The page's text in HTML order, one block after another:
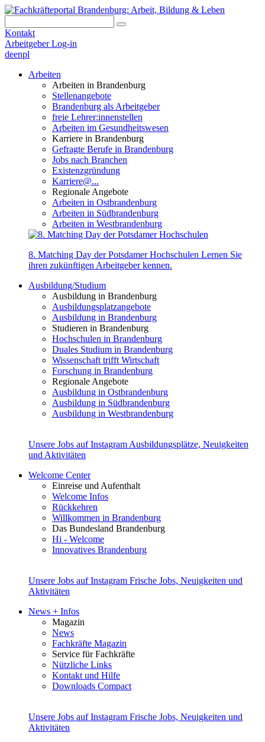
Kontakt
Arbeitgeber Log-in
deenpl
Arbeiten
Arbeiten in Brandenburg
Stellenangebote
Brandenburg als Arbeitgeber
freie Lehrer:innenstellen
Arbeiten im Gesundheitswesen
Karriere in Brandenburg
Gefragte Berufe in Brandenburg
Jobs nach Branchen
Existenzgründung
Karriere@...
Regionale Angebote
Arbeiten in Ostbrandenburg
Arbeiten in Südbrandenburg
Arbeiten in Westbrandenburg
8. Matching Day der Potsdamer Hochschulen Lernen Sie
ihren zukünftigen Arbeitgeber kennen.
Ausbildung/Studium
Ausbildung in Brandenburg
Ausbildungsplatzangebote
Ausbildung in Brandenburg
Studieren in Brandenburg
Hochschulen in Brandenburg
Duales Studium in Brandenburg
Wissenschaft trifft Wirtschaft
Forschung in Brandenburg
Regionale Angebote
Ausbildung in Ostbrandenburg
Ausbildung in Südbrandenburg
Ausbildung in Westbrandenburg
Unsere Jobs auf Instagram Ausbildungsplätze, Neuigkeiten
und Aktivitäten
Welcome Center
Einreise und Aufenthalt
Welcome Infos
Rückkehren
Willkommen in Brandenburg
Das Bundesland Brandenburg
Hi - Welcome
Innovatives Brandenburg
Unsere Jobs auf Instagram Frische Jobs, Neuigkeiten und
Aktivitäten
News + Infos
Magazin
News
Fachkräfte Magazin
Service für Fachkräfte
Nützliche Links
Kontakt und Hilfe
Downloads Compact
Unsere Jobs auf Instagram Frische Jobs, Neuigkeiten und
Aktivitäten